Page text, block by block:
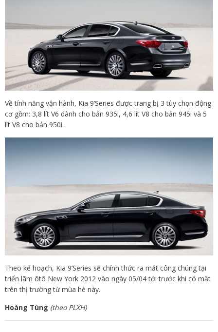
Về tính năng vận hành, Kia 9’Series được trang bị 3 tùy chọn động
cơ gồm: 3,8 lít V6 dành cho bản 935i, 4,6 lít V8 cho bản 945i và 5
lít V8 cho bản 950i.
Theo kế hoạch, Kia 9’Series sẽ chính thức ra mắt công chúng tại
triển lãm ôtô New York 2012 vào ngày 05/04 tới trước khi có mặt
trên thị trường từ mùa hè này.
Hoàng Tùng (theo PLXH)